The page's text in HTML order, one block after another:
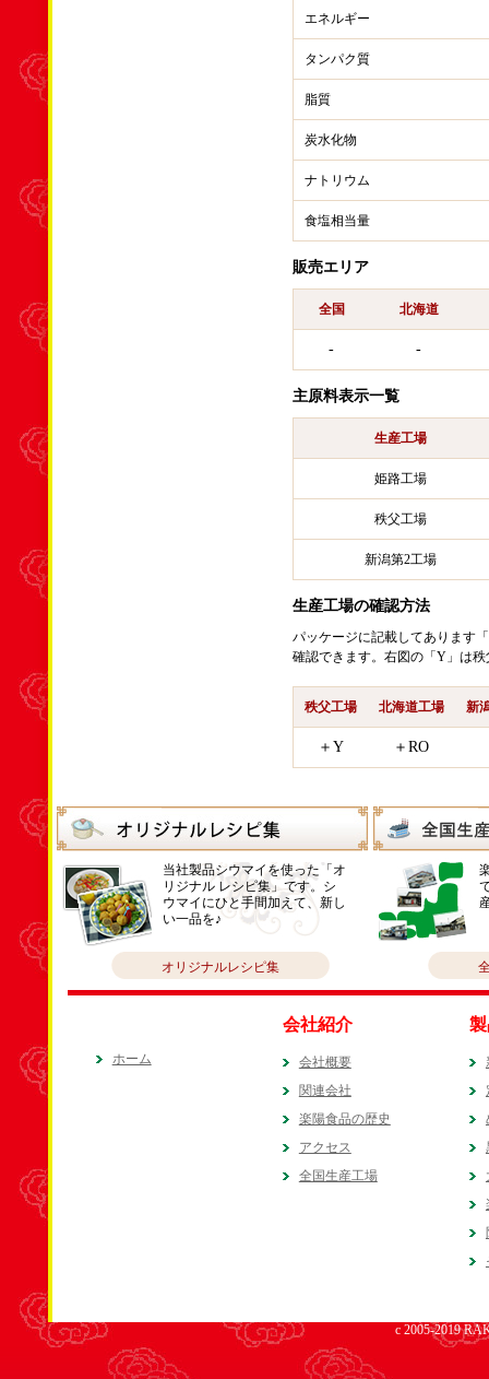
エネルギー
タンパク質
脂質
炭水化物
ナトリウム
食塩相当量
販売エリア
全国 北海道
- -
主原料表示一覧
生産工場
姫路工場
秩父工場
新潟第2工場
生産工場の確認方法
パッケージに記載してあります
確認できます。右図の「Y」は
秩父工場 北海道工場 新
＋Y ＋RO
当社製品シウマイを使った「オ
リジナル レシピ集」です。シ
ウマイにひと手間加えて、新し
い一品を♪
オリジナルレシピ集
ホーム
会社紹介
会社概要
関連会社
楽陽食品の歴史
アクセス
全国生産工場
c 2005-2019